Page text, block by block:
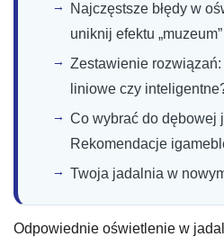
Najczęstsze błędy w
uniknij efektu „muzeum”
Zestawienie
liniowe czy
Co wybrać do dębowej
Rekomendacje
Twoja jadalnia w
Odpowiednie oświetlenie w